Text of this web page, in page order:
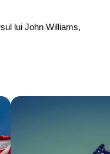
lui John Williams,